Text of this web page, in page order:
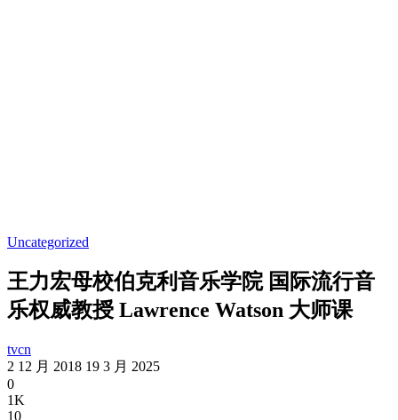
Uncategorized
王力宏母校伯克利音乐学院 国际流行音
乐权威教授 Lawrence Watson 大师课
tvcn
2 12 月 2018 19 3 月 2025
0
1K
10